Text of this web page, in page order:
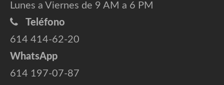
Lunes a Viernes de 9 AM a 6 PM
Teléfono
614 414-62-20
WhatsApp
614 197-07-87